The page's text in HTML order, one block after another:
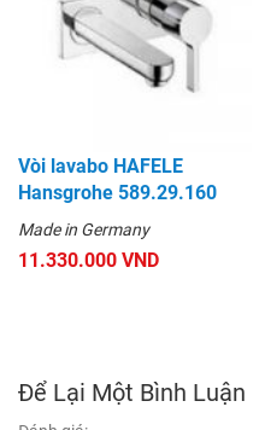
Vòi lavabo HAFELE
Hansgrohe 589.29.160
Made in Germany
11.330.000 VND
Để Lại Một Bình Luận